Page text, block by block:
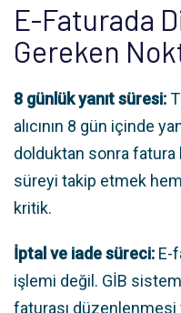
E-Faturada
Gereken
8 günlük yanıt süresi:
alıcının 8 gün içinde
dolduktan sonra fatura
süreyi takip etmek hem
kritik.
İptal ve iade süreci: E-
işlemi değil. GİB
faturası düzenlenmesi